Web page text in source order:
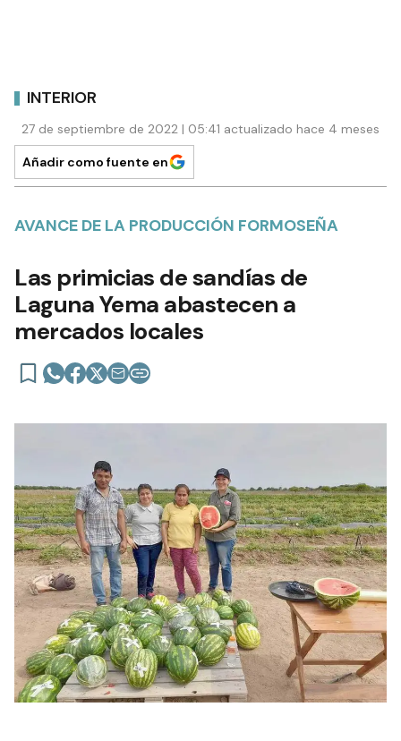
INTERIOR
27 de septiembre de 2022 | 05:41 actualizado hace 4 meses
Añadir como fuente en
AVANCE DE LA PRODUCCIÓN FORMOSEÑA
Las primicias de sandías de
Laguna Yema abastecen a
mercados locales